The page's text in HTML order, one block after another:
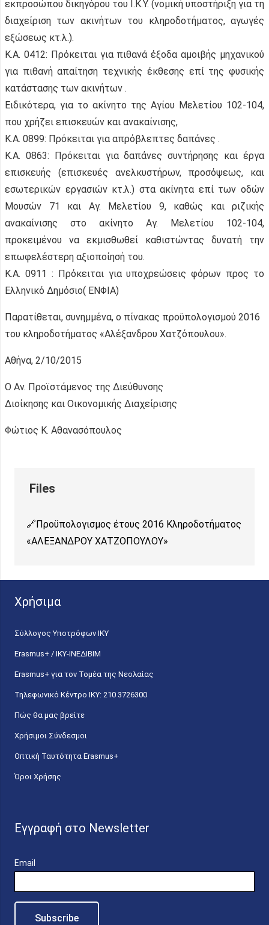
εκπροσώπου δικηγόρου του Ι.Κ.Υ. (νομική υποστήριξη για τη
διαχείριση των ακινήτων του κληροδοτήματος, αγωγές
εξώσεως κτ.λ.).
Κ.Α. 0412: Πρόκειται για πιθανά έξοδα αμοιβής μηχανικού
για πιθανή απαίτηση τεχνικής έκθεσης επί της φυσικής
κατάστασης των ακινήτων .
Ειδικότερα, για το ακίνητο της Αγίου Μελετίου 102-104,
που χρήζει επισκευών και ανακαίνισης,
Κ.Α. 0899: Πρόκειται για απρόβλεπτες δαπάνες .
Κ.Α. 0863: Πρόκειται για δαπάνες συντήρησης και έργα
επισκευής (επισκευές ανελκυστήρων, προσόψεως, και
εσωτερικών εργασιών κτ.λ.) στα ακίνητα επί των οδών
Μουσών 71 και Αγ. Μελετίου 9, καθώς και ριζικής
ανακαίνισης στο ακίνητο Αγ. Μελετίου 102-104,
προκειμένου να εκμισθωθεί καθιστώντας δυνατή την
επωφελέστερη αξιοποίησή του.
Κ.Α. 0911 : Πρόκειται για υποχρεώσεις φόρων προς το
Ελληνικό Δημόσιο( ΕΝΦΙΑ)
Παρατίθεται, συνημμένα, ο πίνακας προϋπολογισμού 2016
του κληροδοτήματος «Αλέξανδρου Χατζόπουλου».
Αθήνα, 2/10/2015
Ο Αν. Προϊστάμενος της Διεύθυνσης
Διοίκησης και Οικονομικής Διαχείρισης
Φώτιος Κ. Αθανασόπουλος
Προϋπολογισμος έτους 2016 Κληροδοτήματος
«ΑΛΕΞΑΝΔΡΟΥ ΧΑΤΖΟΠΟΥΛΟΥ»
Χρήσιμα
Σύλλογος Υποτρόφων ΙΚΥ
Erasmus+ / ΙΚΥ-ΙΝΕΔΙΒΙΜ
Erasmus+ για τον Τομέα της Νεολαίας
Τηλεφωνικό Κέντρο IKY: 210 3726300
Πώς θα μας βρείτε
Χρήσιμοι Σύνδεσμοι
Οπτική Ταυτότητα Erasmus+
Όροι Χρήσης
Εγγραφή στο Newsletter
Email